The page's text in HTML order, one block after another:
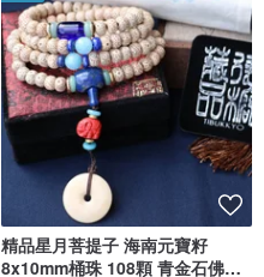
精品星月菩提子 海南元寶籽
8x10mm桶珠 108顆 青金石佛頭